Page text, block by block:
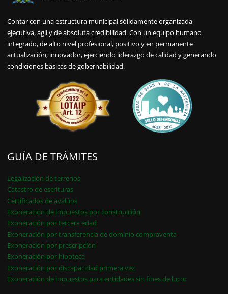
Contar con una estructura municipal sólidamente organizada,
ejecutiva, ágil y de absoluta credibilidad. Con un equipo humano
integrado, de alto nivel profesional, positivo y en permanente
actualización; innovador, ejerciendo liderazgo de calidad y generando
condiciones básicas de gobernabilidad.
GUÍA DE TRÁMITES
Legalización de terrenos
Catastro de escrituras
Certificados de avalúos
Exoneración de impuestos por construcción
Exoneración por tercera edad
Exoneración por transferencia de dominio compraventa
Exoneración por prescripción
Exoneración por hipoteca
Exoneración por discapacidad primera vez
Exoneración de impuestos para entidades sin fines de lucro